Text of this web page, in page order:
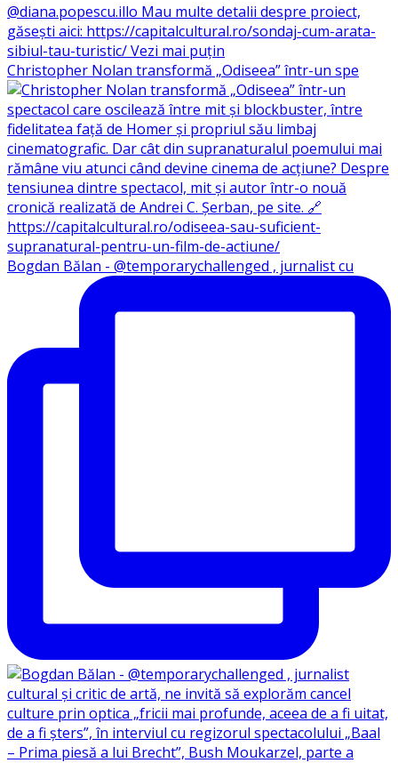
Christopher Nolan transformă „Odiseea” într-un spe
Bogdan Bălan - @temporarychallenged , jurnalist cu